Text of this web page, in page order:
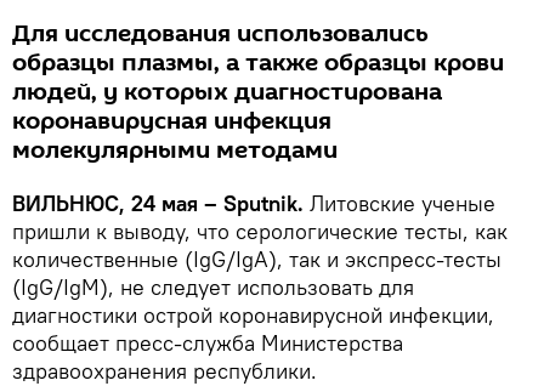
Для исследования использовались
образцы плазмы, а также образцы крови
людей, у которых диагностирована
коронавирусная инфекция
молекулярными методами
ВИЛЬНЮС, 24 мая – Sputnik. Литовские ученые
пришли к выводу, что серологические тесты, как
количественные (IgG/IgA), так и экспресс-тесты
(IgG/IgM), не следует использовать для
диагностики острой коронавирусной инфекции,
сообщает пресс-служба Министерства
здравоохранения республики.